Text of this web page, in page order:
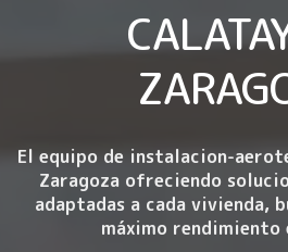
El equipo de instalacion-
Zaragoza ofreciendo
adaptadas a cada vivienda,
máximo rendimiento